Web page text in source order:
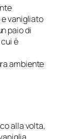
vanigliato
paio di
è
ambiente
alla volta,